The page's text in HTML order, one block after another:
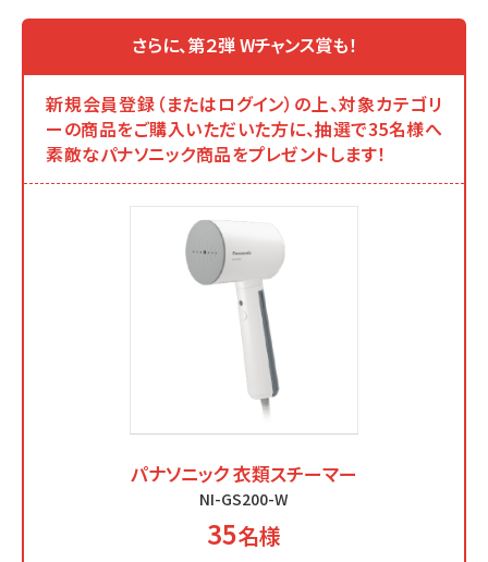
さらに、第２弾 Wチャンス賞も！
新規会員登録（またはログイン）の上、対象カテゴリ
ーの商品をご購入いただいた方に、抽選で35名様へ
素敵なパナソニック商品をプレゼントします！
パナソニック 衣類スチーマー
NI-GS200-W
35名様